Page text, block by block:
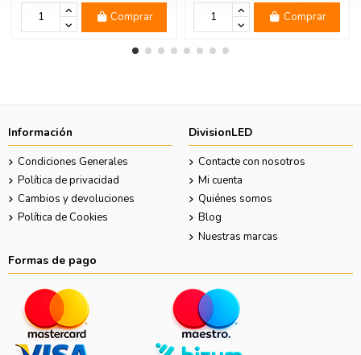
Comprar Comprar
Información
Condiciones Generales
Política de privacidad
Cambios y devoluciones
Política de Cookies
DivisionLED
Contacte con nosotros
Mi cuenta
Quiénes somos
Blog
Nuestras marcas
Formas de pago